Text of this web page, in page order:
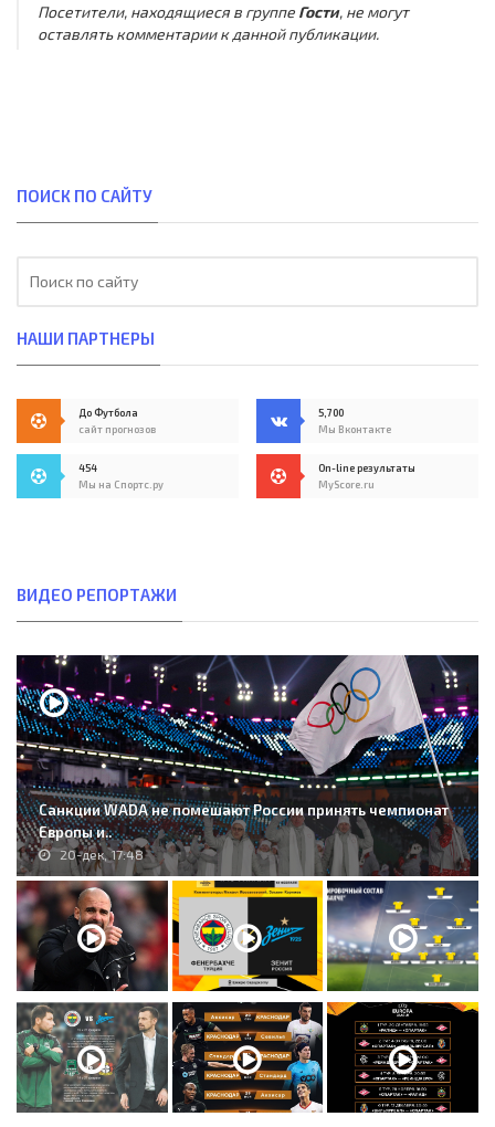
Посетители, находящиеся в группе Гости, не могут
оставлять комментарии к данной публикации.
ПОИСК ПО САЙТУ
НАШИ ПАРТНЕРЫ
До Футбола
сайт прогнозов
5,700
Мы Вконтакте
454
Мы на Спортс.ру
On-line результаты
MyScore.ru
ВИДЕО РЕПОРТАЖИ
Санкции WADA не помешают России принять чемпионат
Европы и..
20-дек, 17:48